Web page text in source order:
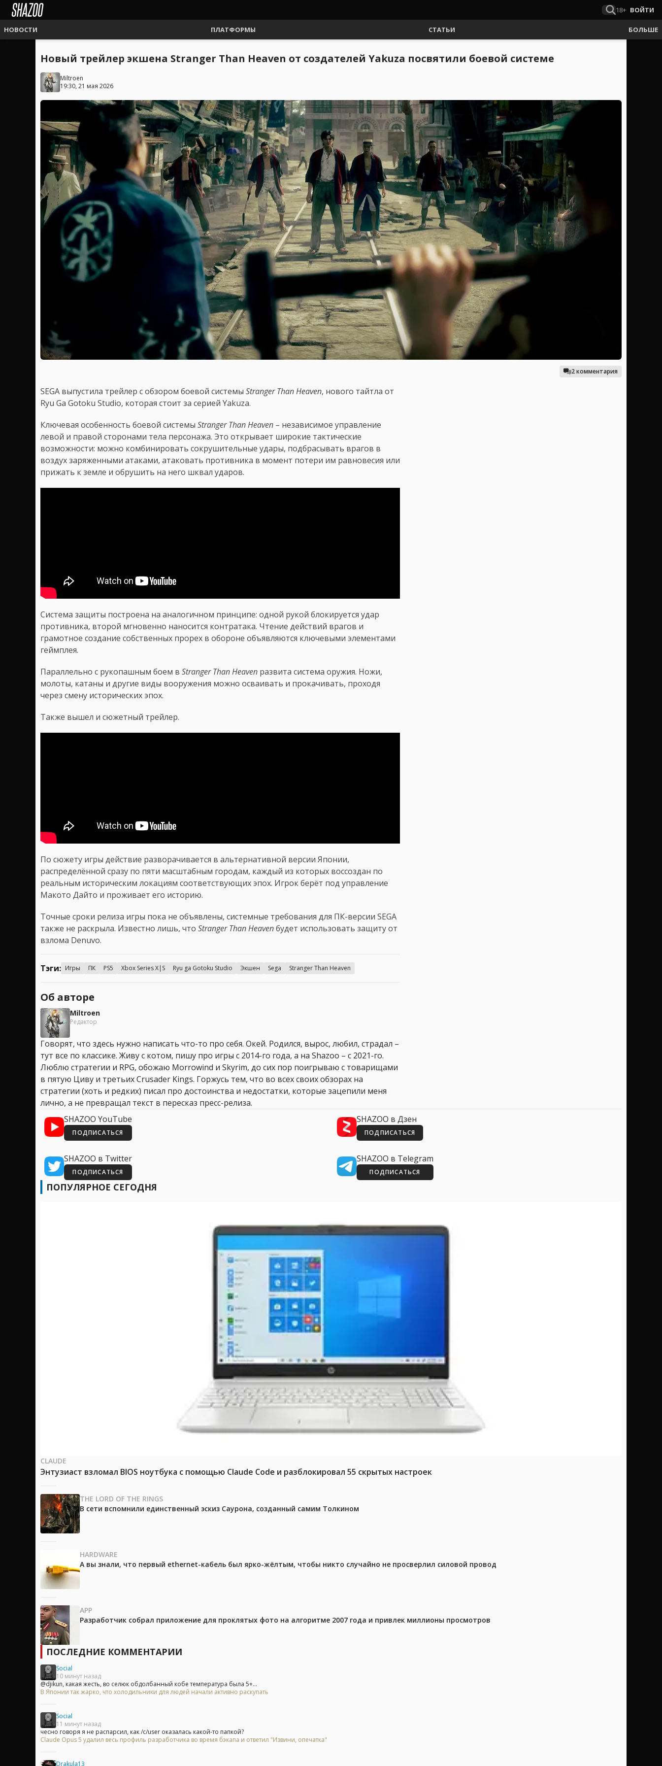
18+ ВОЙТИ
НОВОСТИ ПЛАТФОРМЫ СТАТЬИ БОЛЬШЕ
Новый трейлер экшена Stranger Than Heaven от создателей Yakuza посвятили боевой системе
Miltroen
19:30, 21 мая 2026
2 комментария
SEGA выпустила трейлер с обзором боевой системы Stranger Than Heaven, нового тайтла от
Ryu Ga Gotoku Studio, которая стоит за серией Yakuza.
Ключевая особенность боевой системы Stranger Than Heaven – независимое управление
левой и правой сторонами тела персонажа. Это открывает широкие тактические
возможности: можно комбинировать сокрушительные удары, подбрасывать врагов в
воздух заряженными атаками, атаковать противника в момент потери им равновесия или
прижать к земле и обрушить на него шквал ударов.
Система защиты построена на аналогичном принципе: одной рукой блокируется удар
противника, второй мгновенно наносится контратака. Чтение действий врагов и
грамотное создание собственных прорех в обороне объявляются ключевыми элементами
геймплея.
Параллельно с рукопашным боем в Stranger Than Heaven развита система оружия. Ножи,
молоты, катаны и другие виды вооружения можно осваивать и прокачивать, проходя
через смену исторических эпох.
Также вышел и сюжетный трейлер.
По сюжету игры действие разворачивается в альтернативной версии Японии,
распределённой сразу по пяти масштабным городам, каждый из которых воссоздан по
реальным историческим локациям соответствующих эпох. Игрок берёт под управление
Макото Дайто и проживает его историю.
Точные сроки релиза игры пока не объявлены, системные требования для ПК-версии SEGA
также не раскрыла. Известно лишь, что Stranger Than Heavenбудет использовать защиту от
взлома Denuvo.
Тэги: Игры ПК PS5 Xbox Series X|S Ryu ga Gotoku Studio Экшен Sega Stranger Than Heaven
Об авторе
Miltroen
Редактор
Говорят, что здесь нужно написать что-то про себя. Окей. Родился, вырос, любил, страдал –
тут все по классике. Живу с котом, пишу про игры с 2014-го года, а на Shazoo – с 2021-го.
Люблю стратегии и RPG, обожаю Morrowind и Skyrim, до сих пор поигрываю с товарищами
в пятую Циву и третьих Crusader Kings. Горжусь тем, что во всех своих обзорах на
стратегии (хоть и редких) писал про достоинства и недостатки, которые зацепили меня
лично, а не превращал текст в пересказ пресс-релиза.
SHAZOO YouTube
ПОДПИСАТЬСЯ
SHAZOO в Дзен
ПОДПИСАТЬСЯ
SHAZOO в Twitter
ПОДПИСАТЬСЯ
SHAZOO в Telegram
ПОДПИСАТЬСЯ
ПОПУЛЯРНОЕ СЕГОДНЯ
CLAUDE
Энтузиаст взломал BIOS ноутбука с помощью Claude Code и разблокировал 55 скрытых настроек
THE LORD OF THE RINGS
В сети вспомнили единственный эскиз Саурона, созданный самим Толкином
HARDWARE
А вы знали, что первый ethernet-кабель был ярко-жёлтым, чтобы никто случайно не просверлил силовой провод
APP
Разработчик собрал приложение для проклятых фото на алгоритме 2007 года и привлек миллионы просмотров
ПОСЛЕДНИЕ КОММЕНТАРИИ
Social
10 минут назад
@djikun, какая жесть, во селюк обдолбанный кобе температура была 5+...
В Японии так жарко, что холодильники для людей начали активно раскупать
Social
11 минут назад
чесно говоря я не распарсил, как /c/user оказалась какой-то папкой?
Claude Opus 5 удалил весь профиль разработчика во время бэкапа и ответил "Извини, опечатка"
Drakula13